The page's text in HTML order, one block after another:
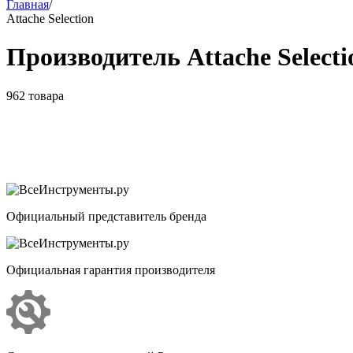
Главная/
Attache Selection
Производитель Attache
962 товара
Официальный представитель бренда
Официальная гарантия производителя